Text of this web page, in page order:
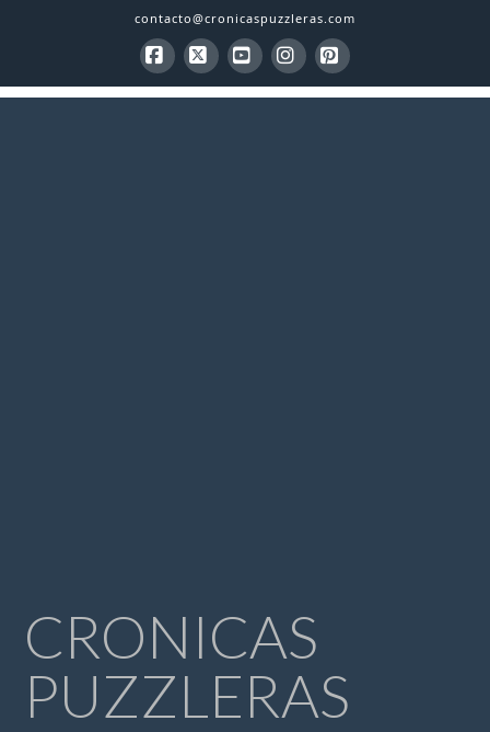
contacto@cronicaspuzzleras.com
Facebook
X YouTubeInstagram
Pinterest
CRONICAS
PUZZLERAS